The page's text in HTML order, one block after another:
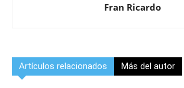
Fran Ricardo
Artículos relacionados Más del autor